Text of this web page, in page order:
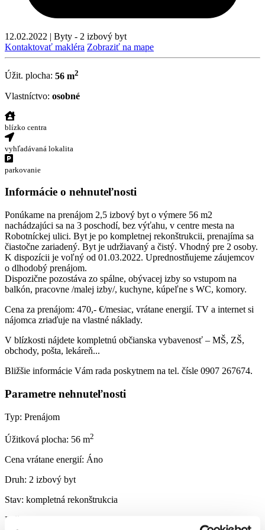
12.02.2022 | Byty - 2 izbový byt
Kontaktovať makléra Zobraziť na mape
Úžit. plocha: 56 m2
Vlastníctvo: osobné
blízko centra
vyhľadávaná lokalita
parkovanie
Informácie o nehnuteľnosti
Ponúkame na prenájom 2,5 izbový byt o výmere 56 m2
nachádzajúci sa na 3 poschodí, bez výťahu, v centre mesta na
Robotníckej ulici. Byt je po kompletnej rekonštrukcii, prenajíma sa
čiastočne zariadený. Byt je udržiavaný a čistý. Vhodný pre 2 osoby.
K dispozícii je voľný od 01.03.2022. Uprednostňujeme záujemcov
o dlhodobý prenájom.
Dispozične pozostáva zo spálne, obývacej izby so vstupom na
balkón, pracovne /malej izby/, kuchyne, kúpeľne s WC, komory.
Cena za prenájom: 470,- €/mesiac, vrátane energií. TV a internet si
nájomca zriaďuje na vlastné náklady.
V blízkosti nájdete kompletnú občianska vybavenosť – MŠ, ZŠ,
obchody, pošta, lekáreň...
Bližšie informácie Vám rada poskytnem na tel. čísle 0907 267674.
Parametre nehnuteľnosti
Typ: Prenájom
Úžitková plocha: 56 m2
Cena vrátane energií: Áno
Druh: 2 izbový byt
Stav: kompletná rekonštrukcia
Počet izieb: